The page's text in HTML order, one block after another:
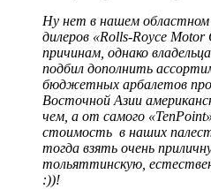
Ну нет в нашем
дилеров «Rolls-Royce
причинам, однако
подбил дополнить
бюджетных арбалетов
Восточной Азии
чем, а от самого
стоимость в наших
тогда взять очень
тольяттинскую,
:))!